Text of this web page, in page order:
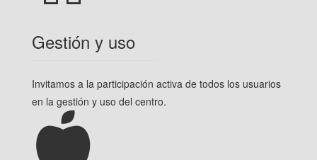
Gestión y uso
Invitamos a la participación activa de todos los usuarios
en la gestión y uso del centro.